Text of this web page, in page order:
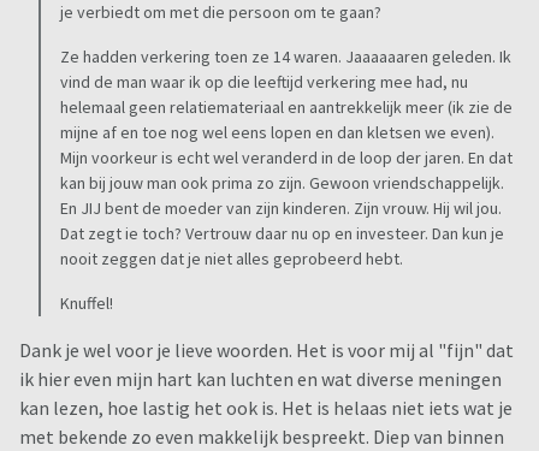
je verbiedt om met die persoon om te gaan?
Ze hadden verkering toen ze 14 waren. Jaaaaaaren geleden. Ik
vind de man waar ik op die leeftijd verkering mee had, nu
helemaal geen relatiemateriaal en aantrekkelijk meer (ik zie de
mijne af en toe nog wel eens lopen en dan kletsen we even).
Mijn voorkeur is echt wel veranderd in de loop der jaren. En dat
kan bij jouw man ook prima zo zijn. Gewoon vriendschappelijk.
En JIJ bent de moeder van zijn kinderen. Zijn vrouw. Hij wil jou.
Dat zegt ie toch? Vertrouw daar nu op en investeer. Dan kun je
nooit zeggen dat je niet alles geprobeerd hebt.
Knuffel!
Dank je wel voor je lieve woorden. Het is voor mij al "fijn" dat
ik hier even mijn hart kan luchten en wat diverse meningen
kan lezen, hoe lastig het ook is. Het is helaas niet iets wat je
met bekende zo even makkelijk bespreekt. Diep van binnen